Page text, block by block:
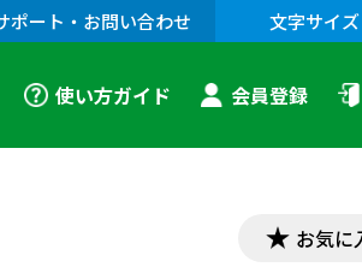
ポート・お問い合わせ 文字サイズ
使い方ガイド 会員登録
お気に